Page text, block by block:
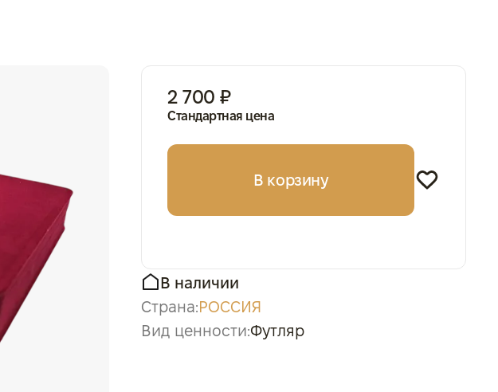
2 700 ₽
Стандартная цена
В корзину
В наличии
Страна:РОССИЯ
Вид ценности:Футляр